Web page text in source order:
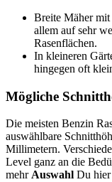
Breite Mäher
allem auf sehr
Rasenflächen.
In kleineren
hingegen oft
Mögliche
Die meisten Benzin
auswählbare
Millimetern.
Level ganz an die
mehrAuswahl Du hier